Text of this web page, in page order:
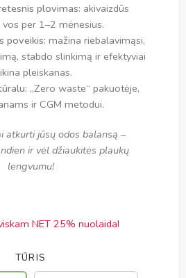
plovimas: akivaizdūs
per 1–2 mėnesius.
poveikis: mažina riebalavimąsi,
stabdo slinkimą ir efektyviai
pleiskanas.
„Zero waste“ pakuotėje,
ir CGM metodui.
atkurti jūsų odos balansą –
ir vėl džiaukitės plaukų
lengvumu!
NET 25% nuolaida!
TŪRIS